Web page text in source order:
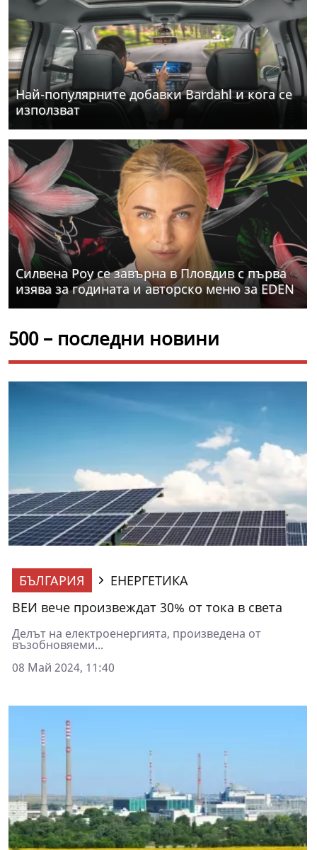
Най-популярните добавки Bardahl и кога се
използват
Силвена Роу се завърна в Пловдив с първа
изява за годината и авторско меню за EDEN
500 – последни новини
БЪЛГАРИЯ
ЕНЕРГЕТИКА
ВЕИ вече произвеждат 30% от тока в света
Делът на електроенергията, произведена от
възобновяеми...
08 Май 2024, 11:40